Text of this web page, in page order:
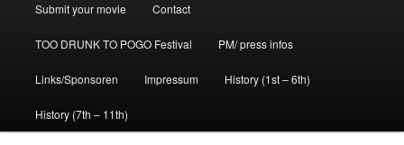
Submit your movie Contact
TOO DRUNK TO POGO Festival PM/ press infos
Links/Sponsoren Impressum History (1st – 6th)
History (7th – 11th)